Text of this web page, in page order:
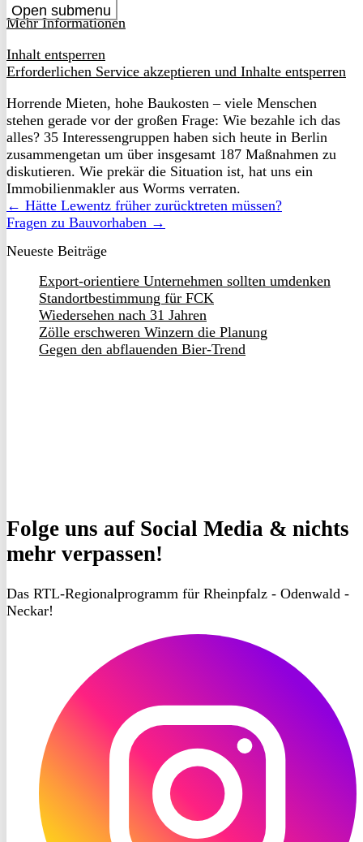
Open submenu
Mehr Informationen
Inhalt entsperren
Erforderlichen Service akzeptieren und Inhalte entsperren
Horrende Mieten, hohe Baukosten – viele Menschen
stehen gerade vor der großen Frage: Wie bezahle ich das
alles? 35 Interessengruppen haben sich heute in Berlin
zusammengetan um über insgesamt 187 Maßnahmen zu
diskutieren. Wie prekär die Situation ist, hat uns ein
Immobilienmakler aus Worms verraten.
← Hätte Lewentz früher zurücktreten müssen?
Fragen zu Bauvorhaben →
Neueste Beiträge
Export-orientiere Unternehmen sollten umdenken
Standortbestimmung für FCK
Wiedersehen nach 31 Jahren
Zölle erschweren Winzern die Planung
Gegen den abflauenden Bier-Trend
Folge uns auf Social Media & nichts
mehr verpassen!
Das RTL-Regionalprogramm für Rheinpfalz - Odenwald -
Neckar!
Instagram